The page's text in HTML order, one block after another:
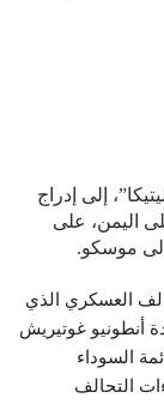
إلى إدراج
اليمن، على
إلى موسكو.
العسكري الذي
أنطونيو غوتيريش
السوداء
التحالف